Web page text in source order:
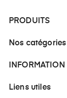
PRODUITS
Nos catégories
INFORMATION
Liens utiles